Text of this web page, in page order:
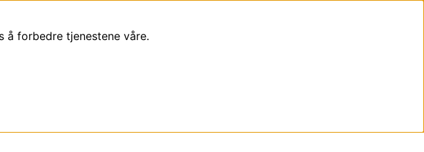
å forbedre tjenestene våre.